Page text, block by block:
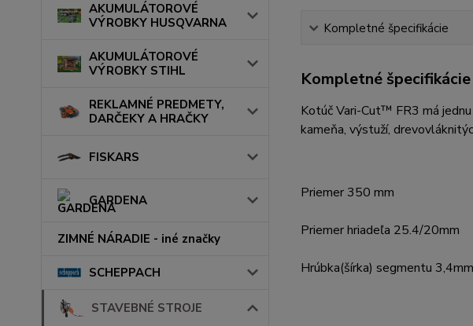
AKUMULÁTOROVÉ
VÝROBKY HUSQVARNA
AKUMULÁTOROVÉ
VÝROBKY STIHL
REKLAMNÉ PREDMETY,
DARČEKY A HRAČKY
FISKARS
GARDENA
ZIMNÉ NÁRADIE - iné značky
SCHEPPACH
STAVEBNÉ STROJE
Kompletné špecifikácie
Kompletné špecifikácie
Kotúč Vari-Cut™ FR3 má
kameňa, výstuží,
Priemer 350 mm
Priemer hriadeľa 25.4/20mm
Hrúbka(šírka) segmentu 3,4mm